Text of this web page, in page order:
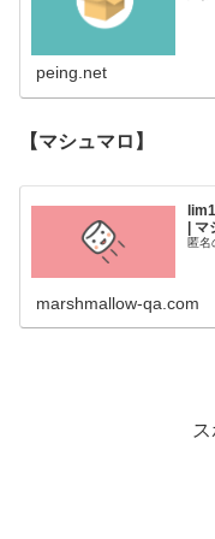
peing.net
【マシュマロ】
| マ
匿名
marshmallow-qa.com